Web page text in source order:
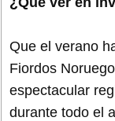
Que el verano
Fiordos
espectacular
durante todo el